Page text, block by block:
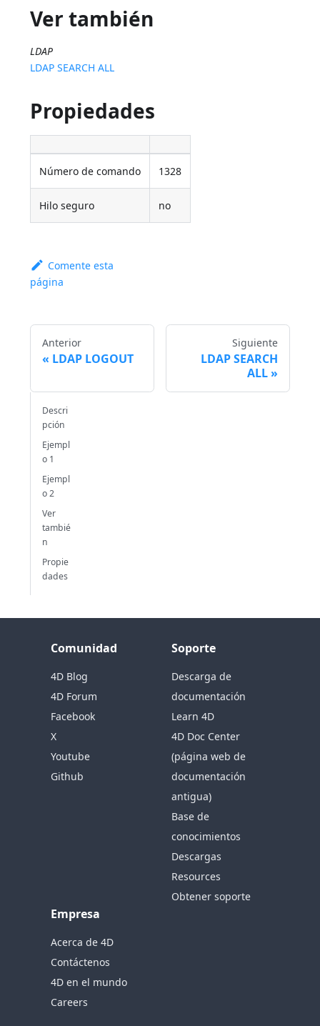
Ver también
LDAP
LDAP SEARCH ALL
Propiedades
Número de comando 1328
Hilo seguro no
Comente esta
página
Anterior
LDAP LOGOUT
Siguiente
LDAP SEARCH
ALL
Descri
pción
Ejempl
o 1
Ejempl
o 2
Ver
tambié
n
Propie
dades
Comunidad
4D Blog
4D Forum
Facebook
X
Youtube
Github
Soporte
Descarga de
documentación
Learn 4D
4D Doc Center
(página web de
documentación
antigua)
Base de
conocimientos
Descargas
Resources
Obtener soporte
Empresa
Acerca de 4D
Contáctenos
4D en el mundo
Careers